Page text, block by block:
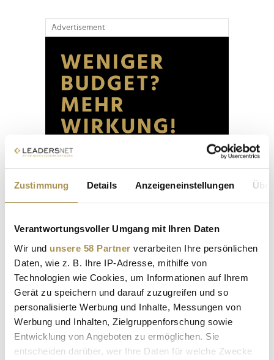
Zustimmung Details Anzeigeneinstellungen
Verantwortungsvoller Umgang mit Ihren Daten
Wir und unsere 58 Partner verarbeiten Ihre persönlichen
Daten, wie z. B. Ihre IP-Adresse, mithilfe von
Technologien wie Cookies, um Informationen auf Ihrem
Gerät zu speichern und darauf zuzugreifen und so
personalisierte Werbung und Inhalte, Messungen von
Werbung und Inhalten, Zielgruppenforschung sowie
Entwicklung von Angeboten zu ermöglichen. Sie
entscheiden darüber, wer Ihre Daten für welche Zwecke
Advertisement